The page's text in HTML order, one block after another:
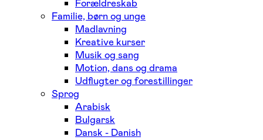
Forældreskab
Familie, børn og unge
Madlavning
Kreative kurser
Musik og sang
Motion, dans og drama
Udflugter og forestillinger
Sprog
Arabisk
Bulgarsk
Dansk - Danish